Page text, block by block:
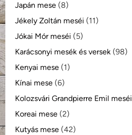
Japán mese (8)
Jékely Zoltán meséi (11)
Jókai Mór meséi (5)
Karácsonyi mesék és versek (98)
Kenyai mese (1)
Kínai mese (6)
Kolozsvári Grandpierre Emil meséi
Koreai mese (2)
Kutyás mese (42)